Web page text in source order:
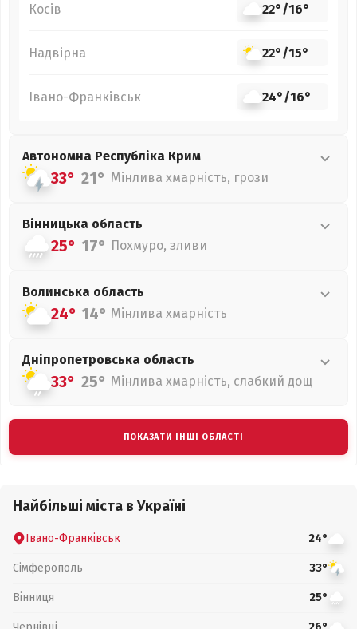
Косів 22°/16°
Надвірна 22°/15°
Івано-Франківськ 24°/16°
Автономна Республіка Крим
33° 21° Мінлива хмарність, грози
Вінницька область
25° 17° Похмуро, зливи
Волинська область
24° 14° Мінлива хмарність
Дніпропетровська область
33° 25° Мінлива хмарність, слабкий дощ
ПОКАЗАТИ ІНШІ ОБЛАСТІ
Найбільші міста в Україні
Івано-Франківськ 24°
Сімферополь 33°
Вінниця 25°